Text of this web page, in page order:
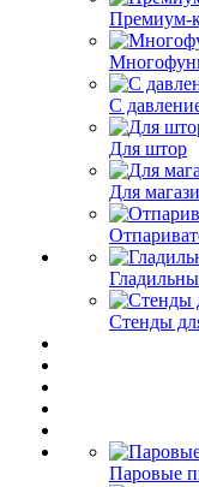
Премиум-
С
Для штор
Для
Стенды
Паровые